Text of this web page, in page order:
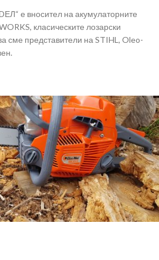
е вносител на акумулаторните
класическите лозарски
сме представители на STIHL, Oleo-